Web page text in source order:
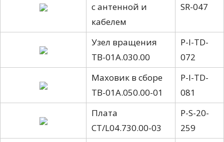
с антенной и
кабелем
SR-047
Узел вращения
TB-01A.030.00
P-I-TD-
072
Маховик в сборе
TB-01A.050.00-01
P-I-TD-
081
Плата
CT/L04.730.00-03
P-S-20-
259